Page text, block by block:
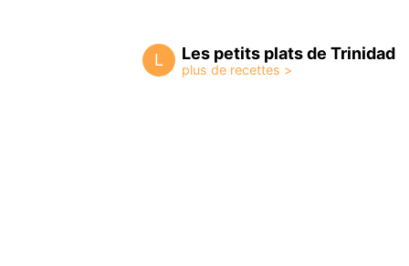
L Les petits plats de Trinidad